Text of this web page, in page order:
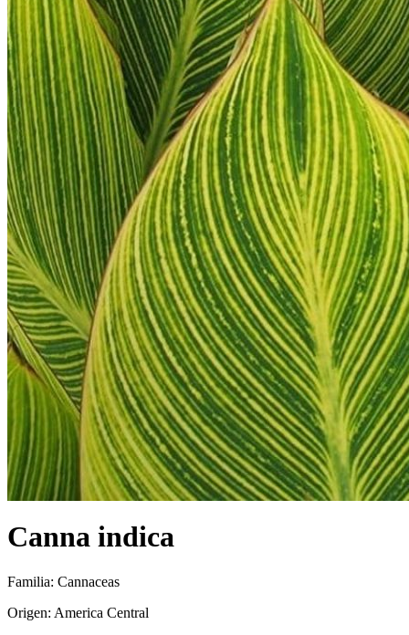
Canna indica
Familia: Cannaceas
Origen: America Central